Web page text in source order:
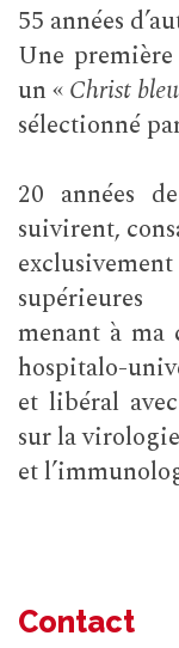
55 années
Une
un «Christ bleu
sélectionné
20 années
suivirent,
supérieures
menant à ma
hospitalo-
et libéral
sur la virologie
et
Contact